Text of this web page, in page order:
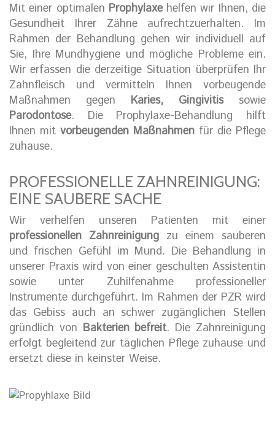
Mit einer optimalen Prophylaxehelfen wir Ihnen, die
Gesundheit Ihrer Zähne aufrechtzuerhalten. Im
Rahmen der Behandlung gehen wir individuell auf
Sie, Ihre Mundhygiene und mögliche Probleme ein.
Wir erfassen die derzeitige Situation überprüfen Ihr
Zahnfleisch und vermitteln Ihnen vorbeugende
Maßnahmen gegen Karies, Gingivitissowie
Parodontose. Die Prophylaxe-Behandlung hilft
Ihnen mit vorbeugenden Maßnahmen für die Pflege
zuhause.
PROFESSIONELLE ZAHNREINIGUNG:
EINE SAUBERE SACHE
Wir verhelfen unseren Patienten mit einer
professionellen Zahnreinigung zu einem sauberen
und frischen Gefühl im Mund. Die Behandlung in
unserer Praxis wird von einer geschulten Assistentin
sowie unter Zuhilfenahme professioneller
Instrumente durchgeführt. Im Rahmen der PZR wird
das Gebiss auch an schwer zugänglichen Stellen
gründlich von Bakterien befreit. Die Zahnreinigung
erfolgt begleitend zur täglichen Pflege zuhause und
ersetzt diese in keinster Weise.